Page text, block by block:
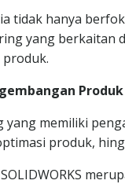
tidak hanya
yang berkaitan
Produk
yang memiliki
produk,